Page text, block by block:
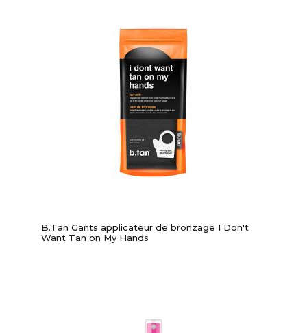
B.Tan Gants applicateur de bronzage I Don't
Want Tan on My Hands